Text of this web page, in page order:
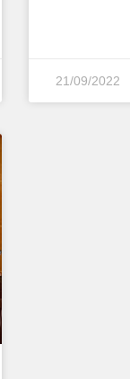
21/09/2022